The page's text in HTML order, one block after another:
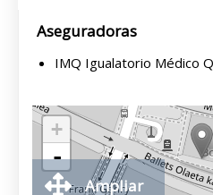
Aseguradoras
IMQ Igualatorio Médico
+
-
Ampliar